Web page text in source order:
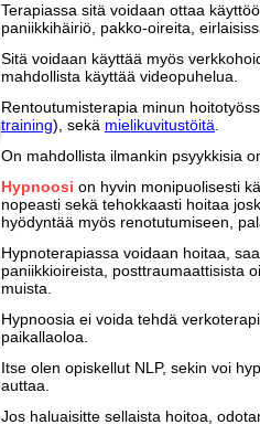
Terapiassa sitä voidaan ottaa
paniikkihäiriö, pakko-oireita,
Sitä voidaan käyttää myös
mahdollista käyttää videopuhelua.
Rentoutumisterapia minun
training), sekä mielikuvitustöitä
On mahdollista ilmankin psyykkisia
Hypnoosi on hyvin monipuolisesti
nopeasti sekä tehokkaasti hoitaa
hyödyntää myös renotutumiseen,
Hypnoterapiassa voidaan hoitaa,
paniikkioireista, posttraumaattisista
muista.
Hypnoosia ei voida tehdä
paikallaoloa.
Itse olen opiskellut NLP, sekin voi
auttaa.
Jos haluaisitte sellaista hoitoa,